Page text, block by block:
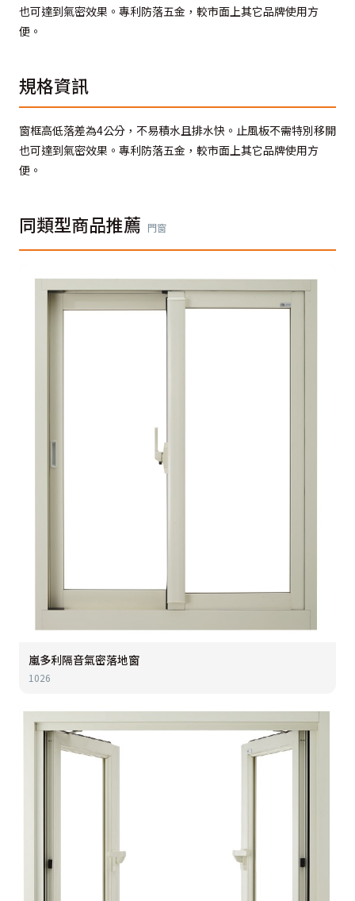
也可達到氣密效果。專利防落五金，較市面上其它品牌使用方
便。
規格資訊
窗框高低落差為4公分，不易積水且排水快。止風板不需特別移開
也可達到氣密效果。專利防落五金，較市面上其它品牌使用方
便。
同類型商品推薦 門窗
嵐多利隔音氣密落地窗
1026